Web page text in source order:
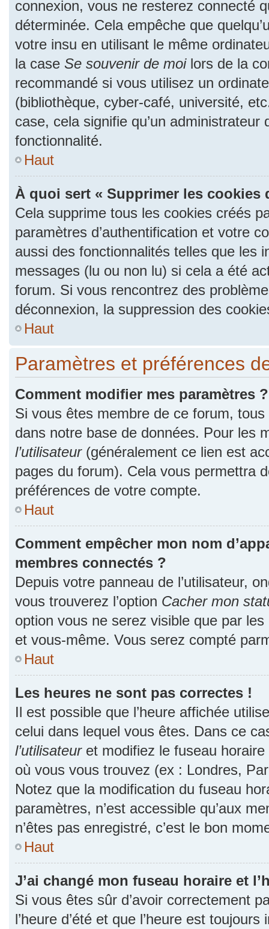
connexion, vous ne resterez connecté
déterminée. Cela empêche que
votre insu en utilisant le même
la case Se souvenir de moilors de la
recommandé si vous utilisez un
(bibliothèque, cyber-café, université,
case, cela signifie qu’un
fonctionnalité.
Haut
À quoi sert « Supprimer les cookies
Cela supprime tous les cookies créés
paramètres d’authentification et votre
aussi des fonctionnalités telles que les
messages (lu ou non lu) si cela a été
forum. Si vous rencontrez des
déconnexion, la suppression des
Haut
Paramètres et préférences
Comment modifier mes paramètres ?
Si vous êtes membre de ce forum,
dans notre base de données. Pour les
l’utilisateur(généralement ce lien est
pages du forum). Cela vous permettra
préférences de votre compte.
Haut
Comment empêcher mon nom
membres connectés ?
Depuis votre panneau de l’utilisateur,
vous trouverez l’option Cacher mon
option vous ne serez visible que par
et vous-même. Vous serez compté
Haut
Les heures ne sont pas correctes !
Il est possible que l’heure affichée
celui dans lequel vous êtes. Dans ce
l’utilisateuret modifiez le fuseau horaire
où vous vous trouvez (ex : Londres,
Notez que la modification du fuseau
paramètres, n’est accessible qu’aux
n’êtes pas enregistré, c’est le bon
Haut
J’ai changé mon fuseau horaire et
Si vous êtes sûr d’avoir correctement
l’heure d’été et que l’heure est